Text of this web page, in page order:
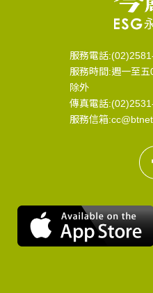
服務電話
服務時間:週一至
除外
傳真電話
服務信箱